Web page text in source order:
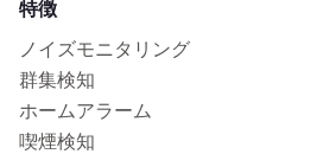
特徴
ノイズモニタリング
群集検知
ホームアラーム
喫煙検知